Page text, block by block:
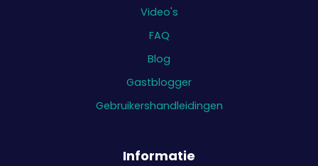
Video's
FAQ
Blog
Gastblogger
Gebruikershandleidingen
Informatie